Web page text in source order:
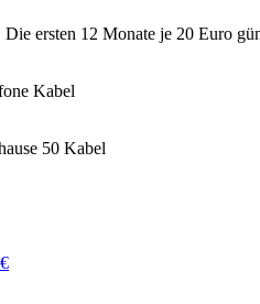
Die ersten 12 Monate je 20 Euro
50 Kabel